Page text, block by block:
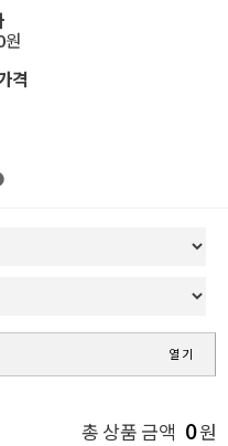
원
격
열기
총 상품 금액 0원